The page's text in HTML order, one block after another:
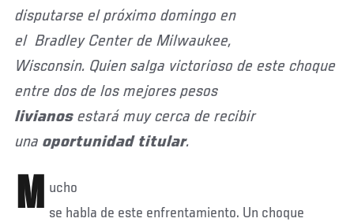
disputarse el próximo domingo en
el Bradley Center de Milwaukee,
Wisconsin. Quien salga victorioso de este choque
entre dos de los mejores pesos
livianos estará muy cerca de recibir
unaoportunidad titular.
M ucho
se habla de este enfrentamiento. Un choque